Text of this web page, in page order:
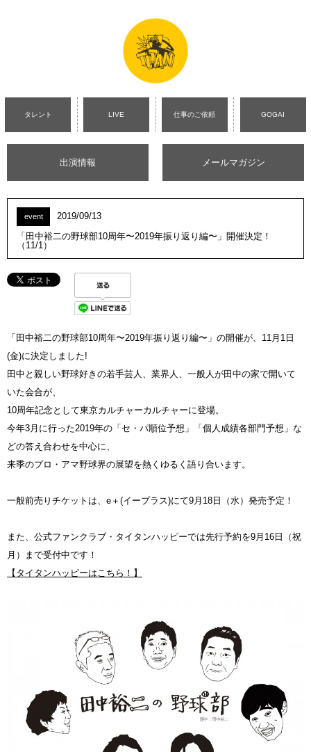
タレント LIVE 仕事のご依頼 GOGAI
出演情報 メールマガジン
event
2019/09/13
「田中裕二の野球部10周年〜2019年振り返り編〜」開催決定！
（11/1）
「田中裕二の野球部10周年〜2019年振り返り編〜」の開催が、11月1日
(金)に決定しました!
田中と親しい野球好きの若手芸人、業界人、一般人が田中の家で開いて
いた会合が、
10周年記念として東京カルチャーカルチャーに登場。
今年3月に行った2019年の「セ・パ順位予想」「個人成績各部門予想」な
どの答え合わせを中心に、
来季のプロ・アマ野球界の展望を熱くゆるく語り合います。
一般前売りチケットは、e＋(イープラス)にて9月18日（水）発売予定！
また、公式ファンクラブ・タイタンハッピーでは先行予約を9月16日（祝
月）まで受付中です！
【タイタンハッピーはこちら！】